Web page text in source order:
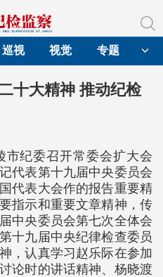
巡视 视觉 专题
十大精神 推动纪检
市纪委召开常委会扩大会
代表第十九届中央委员会
代表大会作的报告重要精
指示和重要文章精神，传
中央委员会第七次全体会
十九届中央纪律检查委员
，认真学习赵乐际在参加
论时的讲话精神、杨晓渡